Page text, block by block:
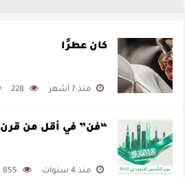
كان عطرًا
منذ 7 أشهر 228
“فن” في أقل من قرن
منذ 4 سنوات 855